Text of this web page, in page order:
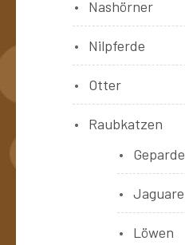
Nashörner
Nilpferde
Otter
Raubkatzen
Geparde
Jaguare
Löwen